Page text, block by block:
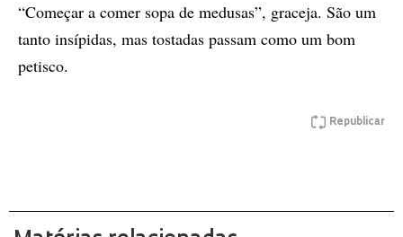
“Começar a comer sopa de medusas”, graceja. São um
tanto insípidas, mas tostadas passam como um bom
petisco.
Republicar